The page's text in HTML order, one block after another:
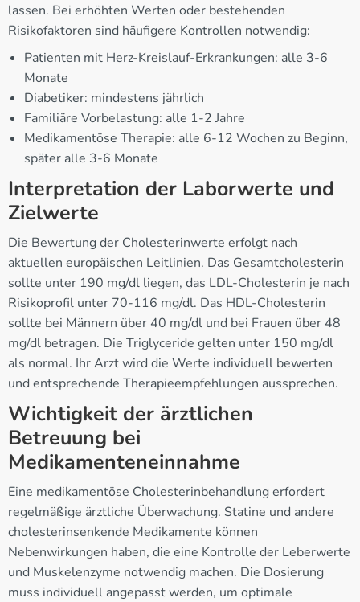
lassen. Bei erhöhten Werten oder bestehenden
Risikofaktoren sind häufigere Kontrollen notwendig:
Patienten mit Herz-Kreislauf-Erkrankungen: alle 3-6
Monate
Diabetiker: mindestens jährlich
Familiäre Vorbelastung: alle 1-2 Jahre
Medikamentöse Therapie: alle 6-12 Wochen zu Beginn,
später alle 3-6 Monate
Interpretation der Laborwerte und
Zielwerte
Die Bewertung der Cholesterinwerte erfolgt nach
aktuellen europäischen Leitlinien. Das Gesamtcholesterin
sollte unter 190 mg/dl liegen, das LDL-Cholesterin je nach
Risikoprofil unter 70-116 mg/dl. Das HDL-Cholesterin
sollte bei Männern über 40 mg/dl und bei Frauen über 48
mg/dl betragen. Die Triglyceride gelten unter 150 mg/dl
als normal. Ihr Arzt wird die Werte individuell bewerten
und entsprechende Therapieempfehlungen aussprechen.
Wichtigkeit der ärztlichen
Betreuung bei
Medikamenteneinnahme
Eine medikamentöse Cholesterinbehandlung erfordert
regelmäßige ärztliche Überwachung. Statine und andere
cholesterinsenkende Medikamente können
Nebenwirkungen haben, die eine Kontrolle der Leberwerte
und Muskelenzyme notwendig machen. Die Dosierung
muss individuell angepasst werden, um optimale